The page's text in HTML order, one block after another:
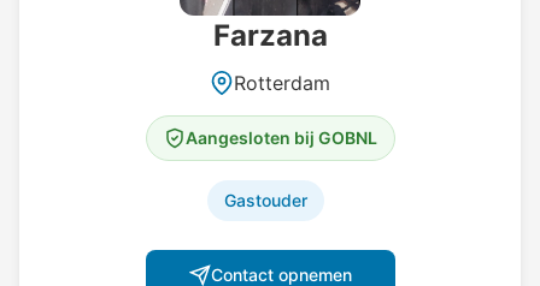
Farzana
Rotterdam
Aangesloten bij GOBNL
Gastouder
Contact opnemen